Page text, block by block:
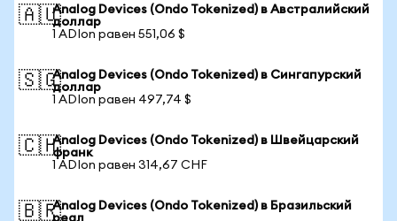
🇦🇺Analog Devices (Ondo Tokenized) в Австралийский
доллар
1 ADIon равен 551,06 $
🇸🇬Analog Devices (Ondo Tokenized) в Сингапурский
доллар
1 ADIon равен 497,74 $
🇨🇭Analog Devices (Ondo Tokenized) в Швейцарский
франк
1 ADIon равен 314,67 CHF
🇧🇷Analog Devices (Ondo Tokenized) в Бразильский
реал